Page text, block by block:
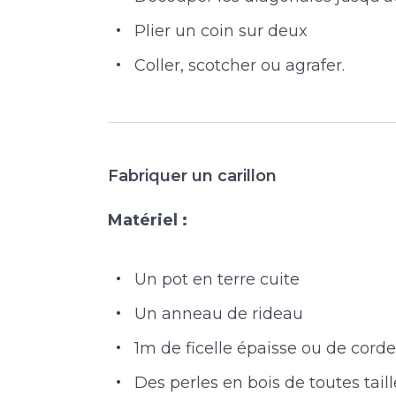
Plier un coin sur deux
Coller, scotcher ou agrafer.
Fabriquer un carillon
Matériel :
Un pot en terre cuite
Un anneau de rideau
1m de ficelle épaisse ou de corde
Des perles en bois de toutes